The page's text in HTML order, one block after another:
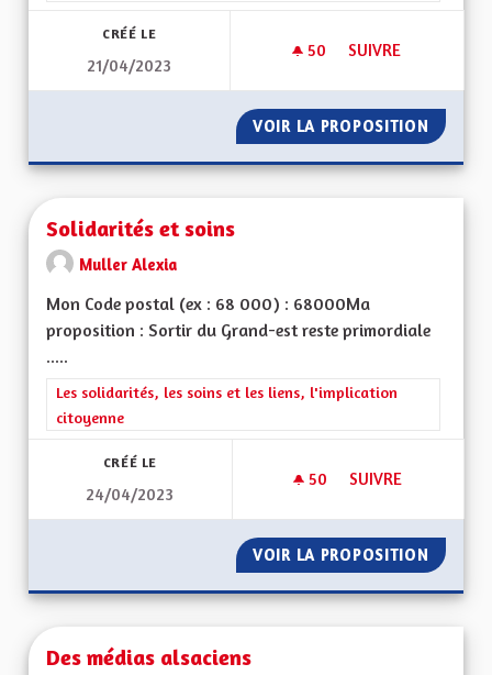
CRÉÉ LE
21/04/2023
50 50 ABONNÉS
SUIVRE
VOIR LA PROPOSITION
Solidarités et soins
Muller Alexia
Mon Code postal (ex : 68 000) : 68000Ma
proposition : Sortir du Grand-est reste primordiale
.....
Filtrer les résultats de la catégorie : Les solidarités, les soins
Les solidarités, les soins et les liens, l'implication
citoyenne
CRÉÉ LE
24/04/2023
50 50 ABONNÉS
SUIVRE
VOIR LA PROPOSITION
Des médias alsaciens